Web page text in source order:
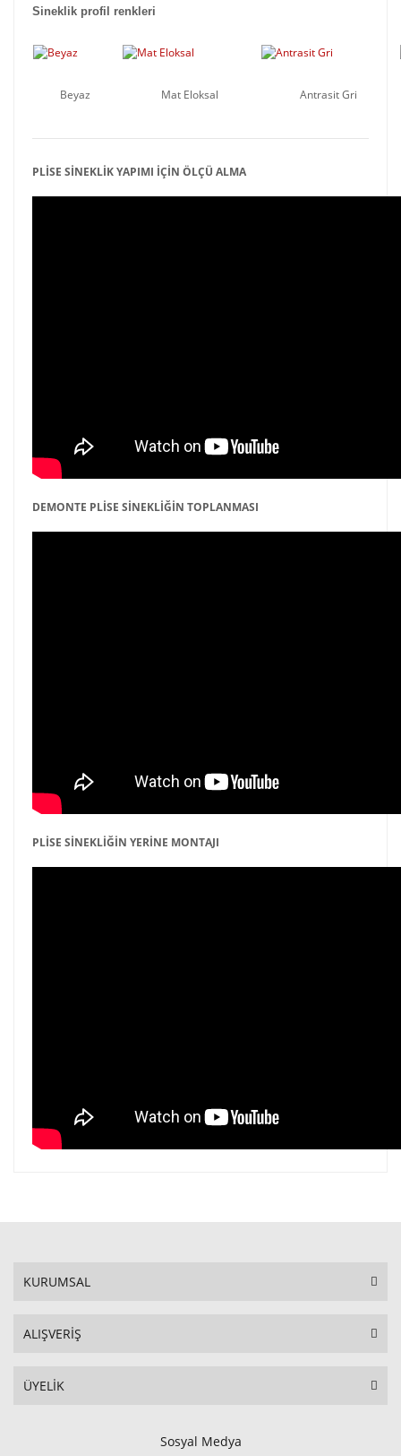
Sineklik profil renkleri
Beyaz Mat Eloksal Antrasit Gri
PLİSE SİNEKLİK YAPIMI İÇİN ÖLÇÜ ALMA
DEMONTE PLİSE SİNEKLİĞİN TOPLANMASI
PLİSE SİNEKLİĞİN YERİNE MONTAJI
KURUMSAL
ALIŞVERİŞ
ÜYELİK
Sosyal Medya